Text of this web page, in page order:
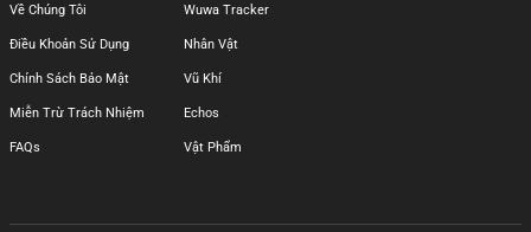
Về Chúng Tôi
Điều Khoản Sử Dụng
Chính Sách Bảo Mật
Miễn Trừ Trách Nhiệm
FAQs
Wuwa Tracker
Nhân Vật
Vũ Khí
Echos
Vật Phẩm